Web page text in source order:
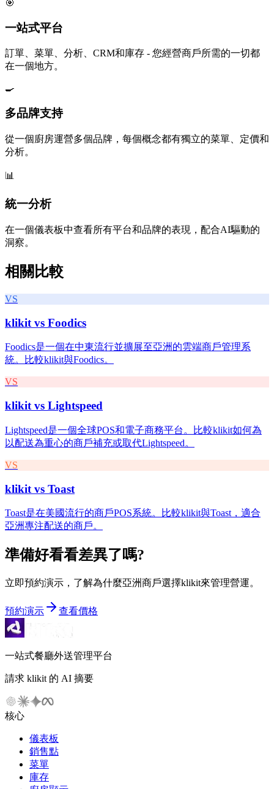
🎯
一站式平台
訂單、菜單、分析、CRM和庫存 - 您經營商戶所需的一切都
在一個地方。
🍳
多品牌支持
從一個廚房運營多個品牌，每個概念都有獨立的菜單、定價和
分析。
📊
統一分析
在一個儀表板中查看所有平台和品牌的表現，配合AI驅動的
洞察。
相關比較
VS
klikit vs Foodics
Foodics是一個在中東流行並擴展至亞洲的雲端商戶管理系
統。比較klikit與Foodics。
VS
klikit vs Lightspeed
Lightspeed是一個全球POS和電子商務平台。比較klikit如何為
以配送為重心的商戶補充或取代Lightspeed。
VS
klikit vs Toast
Toast是在美國流行的商戶POS系統。比較klikit與Toast，適合
亞洲專注配送的商戶。
準備好看看差異了嗎?
立即預約演示，了解為什麼亞洲商戶選擇klikit來管理營運。
預約演示 查看價格
一站式餐廳外送管理平台
請求 klikit 的 AI 摘要
核心
儀表板
銷售點
菜單
庫存